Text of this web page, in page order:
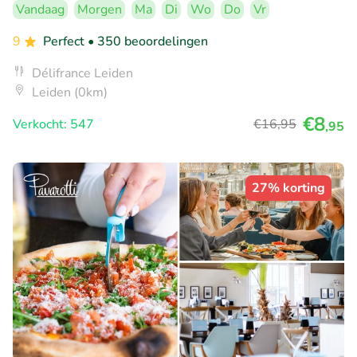
Vandaag Morgen Ma Di Wo Do
Vr
9
Perfect • 350 beoordelingen
Délifrance Leiden
Leiden (0km)
Verkocht: 547
€16,95 €8,95
27% korting